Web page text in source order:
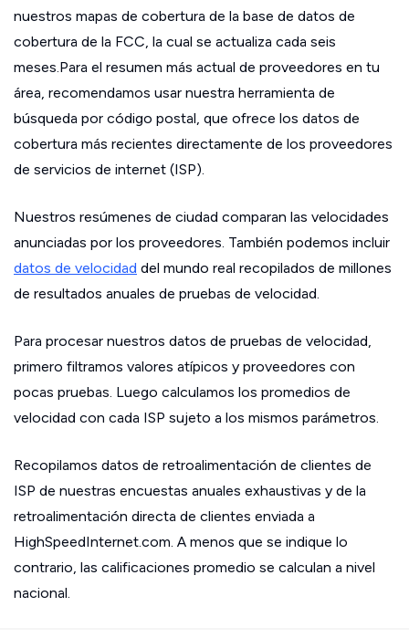
nuestros mapas de cobertura de la base de datos de
cobertura de la FCC, la cual se actualiza cada seis
meses.Para el resumen más actual de proveedores en tu
área, recomendamos usar nuestra herramienta de
búsqueda por código postal, que ofrece los datos de
cobertura más recientes directamente de los proveedores
de servicios de internet (ISP).
Nuestros resúmenes de ciudad comparan las velocidades
anunciadas por los proveedores. También podemos incluir
datos de velocidad del mundo real recopilados de millones
de resultados anuales de pruebas de velocidad.
Para procesar nuestros datos de pruebas de velocidad,
primero filtramos valores atípicos y proveedores con
pocas pruebas. Luego calculamos los promedios de
velocidad con cada ISP sujeto a los mismos parámetros.
Recopilamos datos de retroalimentación de clientes de
ISP de nuestras encuestas anuales exhaustivas y de la
retroalimentación directa de clientes enviada a
HighSpeedInternet.com. A menos que se indique lo
contrario, las calificaciones promedio se calculan a nivel
nacional.